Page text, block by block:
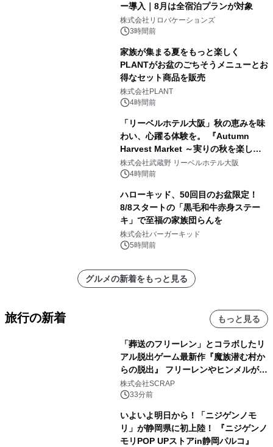
ー導入｜8月は全宿泊プランが対象
株式会社リロバケーションズ
3時間前
家族が集まる夏をもっと楽しく
PLANTがお盆のごちそうメニューとお
得なセット商品を販売
株式会社PLANT
4時間前
「リーベルホテル大阪」秋の恵みを味
わい、心躍る体験を。 『Autumn
Harvest Market ～実りの秋を楽しむ
ディナー&スイーツビュッフェ～』を9
月18日より開催！
株式会社武蔵野 リーベルホテル大阪
4時間前
ハローキッド、50回目のお盆限定！
8/8スタートの「黒毛和牛赤身ステー
キ」で至福の家族団らんを
株式会社バーガーキッド
5時間前
グルメの新着をもっと見る
旅行の新着 もっと見る
「葬送のフリーレン」とコラボしたリ
アル脱出ゲーム最新作『魔族潜む村か
らの脱出』 フリーレンやヒンメルが武
器を手に魔族を見据える描き下ろしメ
インビジュアル公開
株式会社SCRAP
33分前
いよいよ明日から！「ニジゲンノモ
リ」が静岡県に初上陸！ 『ニジゲンノ
モリPOP UPストアin静岡パルコ』